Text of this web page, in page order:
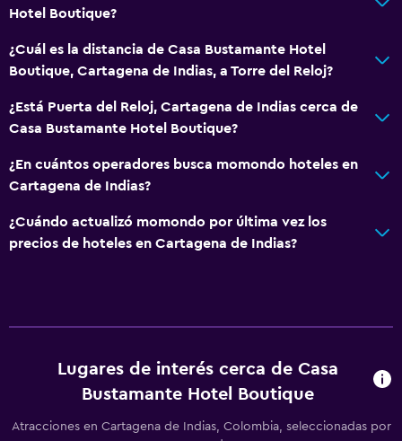
Minibar
Actividades
Hotel Boutique?
¿Cuál es la distancia de Casa Bustamante Hotel
Boutique, Cartagena de Indias, a Torre del Reloj?
¿Está Puerta del Reloj, Cartagena de Indias cerca de
Casa Bustamante Hotel Boutique?
¿En cuántos operadores busca momondo hoteles en
Cartagena de Indias?
¿Cuándo actualizó momondo por última vez los
precios de hoteles en Cartagena de Indias?
Lugares de interés cerca de Casa
Bustamante Hotel Boutique
Atracciones en Cartagena de Indias, Colombia, seleccionadas por